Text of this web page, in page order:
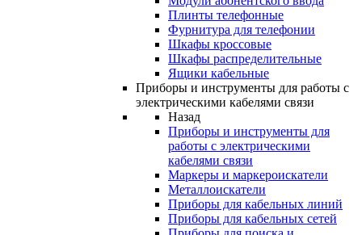
Плинты телефонные
Фурнитура для телефонии
Шкафы кроссовые
Шкафы распределительные
Ящики кабельные
Приборы и инструменты для работы с
электрическими кабелями связи
Назад
Приборы и инструменты для
работы с электрическими
кабелями связи
Маркеры и маркероискатели
Металлоискатели
Приборы для кабельных линий
Приборы для кабельных сетей